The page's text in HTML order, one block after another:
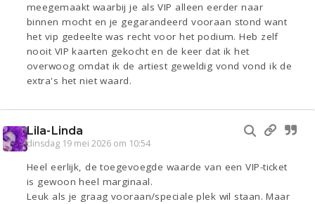
meegemaakt waarbij je als VIP alleen eerder naar
binnen mocht en je gegarandeerd vooraan stond want
het vip gedeelte was recht voor het podium. Heb zelf
nooit VIP kaarten gekocht en de keer dat ik het
overwoog omdat ik de artiest geweldig vond vond ik de
extra's het niet waard.
Lila-Linda
dinsdag 19 mei 2026 om 10:54
Heel eerlijk, de toegevoegde waarde van een VIP-ticket
is gewoon heel marginaal.
Leuk als je graag vooraan/speciale plek wil staan. Maar